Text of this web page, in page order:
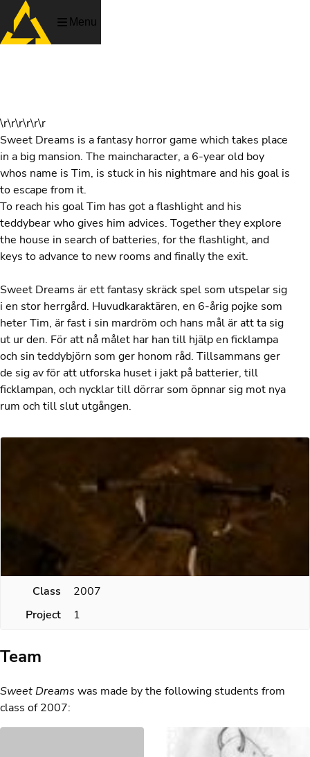
Menu
\r\r\r\r\r\r
Sweet Dreams is a fantasy horror game which takes place
in a big mansion. The maincharacter, a 6-year old boy
whos name is Tim, is stuck in his nightmare and his goal is
to escape from it.
To reach his goal Tim has got a flashlight and his
teddybear who gives him advices. Together they explore
the house in search of batteries, for the flashlight, and
keys to advance to new rooms and finally the exit.
Sweet Dreams är ett fantasy skräck spel som utspelar sig
i en stor herrgård. Huvudkaraktären, en 6-årig pojke som
heter Tim, är fast i sin mardröm och hans mål är att ta sig
ut ur den. För att nå målet har han till hjälp en ficklampa
och sin teddybjörn som ger honom råd. Tillsammans ger
de sig av för att utforska huset i jakt på batterier, till
ficklampan, och nycklar till dörrar som öpnnar sig mot nya
rum och till slut utgången.
Class
2007
Project
1
Team
Sweet Dreams was made by the following students from
class of 2007: